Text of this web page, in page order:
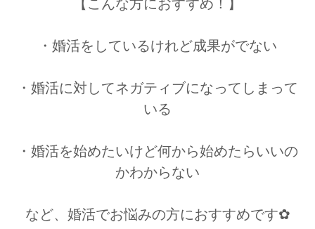
【こんな方におすすめ！】
・婚活をしているけれど成果がでない
・婚活に対してネガティブになってしまって
いる
・婚活を始めたいけど何から始めたらいいの
かわからない
など、婚活でお悩みの方におすすめです✿